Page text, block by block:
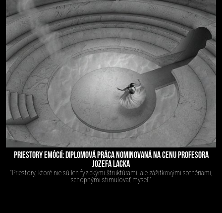
PRIESTORY EMÓCIÍ: DIPLOMOVÁ PRÁCA NOMINOVANÁ NA CENU PROFESORA
JOZEFA LACKA
"Priestory, ktoré nie sú len fyzickými štruktúrami, ale zážitkovými scenériami,
schopnými stimulovať myseľ."